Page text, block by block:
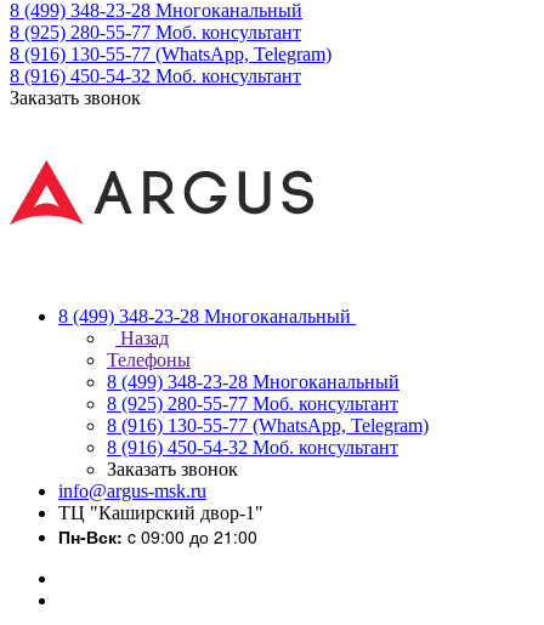
8 (499) 348-23-28 Многоканальный
8 (925) 280-55-77 Моб. консультант
8 (916) 130-55-77 (WhatsApp, Telegram)
8 (916) 450-54-32 Моб. консультант
Заказать звонок
8 (499) 348-23-28 Многоканальный
Назад
Телефоны
8 (499) 348-23-28 Многоканальный
8 (925) 280-55-77 Моб. консультант
8 (916) 130-55-77 (WhatsApp, Telegram)
8 (916) 450-54-32 Моб. консультант
Заказать звонок
info@argus-msk.ru
ТЦ "Каширский двор-1"
Пн-Вск: c 09:00 до 21:00